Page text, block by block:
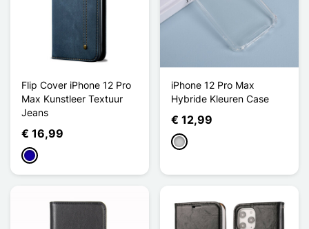
Flip Cover iPhone 12 Pro
Max Kunstleer Textuur
Jeans
€ 16,99
Donkerblauw
iPhone 12 Pro Max
Hybride Kleuren Case
€ 12,99
Transparant